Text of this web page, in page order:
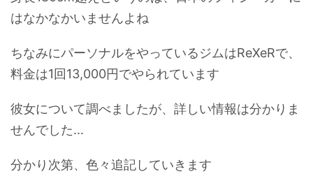
はなかなかいませんよね
ちなみにパーソナルをやっているジムはReXeRで、
料金は1回13,000円でやられています
彼女について調べましたが、詳しい情報は分かりま
せんでした...
分かり次第、色々追記していきます